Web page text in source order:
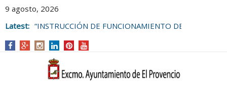
9 agosto, 2026
Latest: “INSTRUCCIÓN DE FUNCIONAMIENTO DE
AYUNTAMIENTO DE EL PROVENCIO